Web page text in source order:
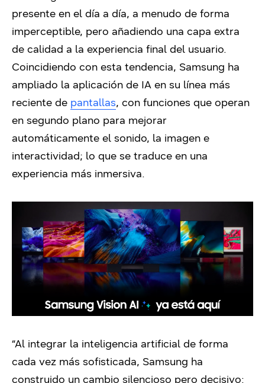
presente en el día a día, a menudo de forma
imperceptible, pero añadiendo una capa extra
de calidad a la experiencia final del usuario.
Coincidiendo con esta tendencia, Samsung ha
ampliado la aplicación de IA en su línea más
reciente de pantallas, con funciones que operan
en segundo plano para mejorar
automáticamente el sonido, la imagen e
interactividad; lo que se traduce en una
experiencia más inmersiva.
“Al integrar la inteligencia artificial de forma
cada vez más sofisticada, Samsung ha
construido un cambio silencioso pero decisivo: